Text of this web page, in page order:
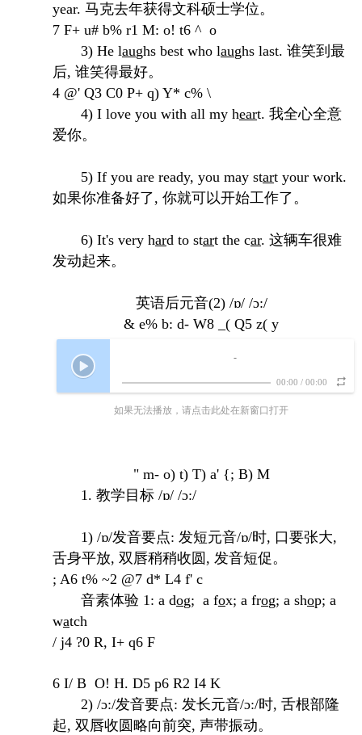
year. 马克去年获得文科硕士学位。
7 F+ u# b% r1 M: o! t6 ^ o
3) He laughs best who laughs last. 谁笑到最
后, 谁笑得最好。
4 @' Q3 C0 P+ q) Y* c% \
4) I love you with all my heart. 我全心全意
爱你。
5) If you are ready, you may start your work.
如果你准备好了, 你就可以开始工作了。
6) It's very hard to start the car. 这辆车很难
发动起来。
英语后元音(2) /ɒ/ /ɔ:/
& e% b: d- W8 _( Q5 z( y
-
00:00 / 00:00
如果无法播放，请点击此处在新窗口打开
" m- o) t) T) a' {; B) M
1. 教学目标 /ɒ/ /ɔ:/
1) /ɒ/发音要点: 发短元音/ɒ/时, 口要张大,
舌身平放, 双唇稍稍收圆, 发音短促。
; A6 t% ~2 @7 d* L4 f' c
音素体验 1: a dog; a fox; a frog; a shop; a
watch
/ j4 ?0 R, I+ q6 F
6 I/ B O! H. D5 p6 R2 I4 K
2) /ɔ:/发音要点: 发长元音/ɔ:/时, 舌根部隆
起, 双唇收圆略向前突, 声带振动。